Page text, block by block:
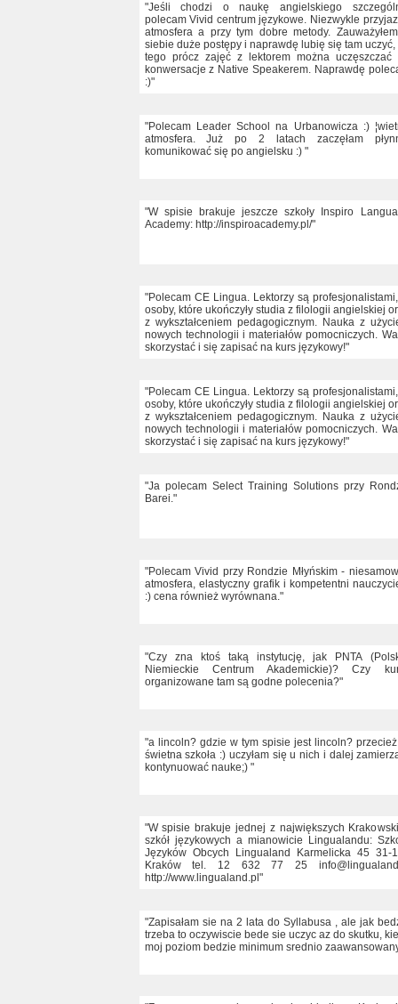
"Jeśli chodzi o naukę angielskiego
polecam Vivid centrum językowe. Niezwykle
atmosfera a przy tym dobre metody.
siebie duże postępy i naprawdę lubię się tam uczyć,
tego prócz zajęć z lektorem można uczęszczać
konwersacje z Native Speakerem. Naprawdę
:)"
"Polecam Leader School na Urbanowicza :)
atmosfera. Już po 2 latach zaczęłam
komunikować się po angielsku :) "
"W spisie brakuje jeszcze szkoły Inspiro
Academy: http://inspiroacademy.pl/"
"Polecam CE Lingua. Lektorzy są
osoby, które ukończyły studia z filologii angielskiej
z wykształceniem pedagogicznym. Nauka z
nowych technologii i materiałów pomocniczych.
skorzystać i się zapisać na kurs językowy!"
"Polecam CE Lingua. Lektorzy są
osoby, które ukończyły studia z filologii angielskiej
z wykształceniem pedagogicznym. Nauka z
nowych technologii i materiałów pomocniczych.
skorzystać i się zapisać na kurs językowy!"
"Ja polecam Select Training Solutions przy
Barei."
"Polecam Vivid przy Rondzie Młyńskim -
atmosfera, elastyczny grafik i kompetentni
:) cena również wyrównana."
"Czy zna ktoś taką instytucję, jak PNTA
Niemieckie Centrum Akademickie)? Czy
organizowane tam są godne polecenia?"
"a lincoln? gdzie w tym spisie jest lincoln?
świetna szkoła :) uczyłam się u nich i dalej
kontynuować nauke;) "
"W spisie brakuje jednej z największych
szkół językowych a mianowicie Lingualandu:
Języków Obcych Lingualand Karmelicka 45 31-
Kraków tel. 12 632 77 25
http://www.lingualand.pl"
"Zapisałam sie na 2 lata do Syllabusa , ale jak
trzeba to oczywiscie bede sie uczyc az do skutku,
moj poziom bedzie minimum srednio